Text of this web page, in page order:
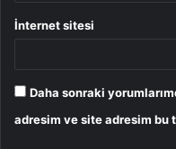
İnternet sitesi
Daha sonraki
adresim ve site adresim bu